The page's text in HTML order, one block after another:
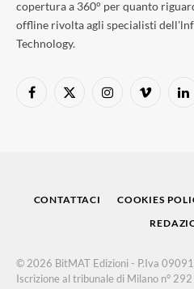
copertura a 360° per quanto
offline rivolta agli specialisti
Technology.
Facebook
X
InstagramVimeo
CONTATTACI COOKIES
© 2026 BitMAT Edizioni - P.Iva
Iscrizione al tribunale di Milano n°